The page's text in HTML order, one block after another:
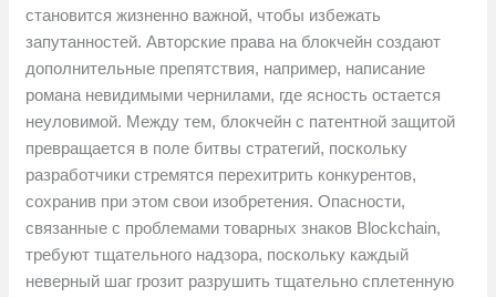
становится жизненно важной, чтобы избежать
запутанностей. Авторские права на блокчейн создают
дополнительные препятствия, например, написание
романа невидимыми чернилами, где ясность остается
неуловимой. Между тем, блокчейн с патентной защитой
превращается в поле битвы стратегий, поскольку
разработчики стремятся перехитрить конкурентов,
сохранив при этом свои изобретения. Опасности,
связанные с проблемами товарных знаков Blockchain,
требуют тщательного надзора, поскольку каждый
неверный шаг грозит разрушить тщательно сплетенную